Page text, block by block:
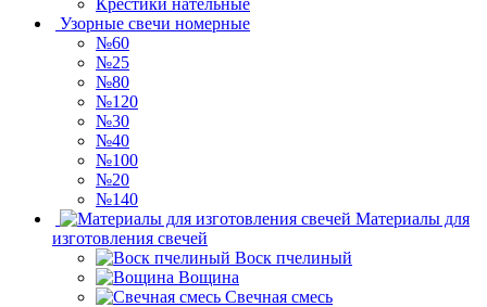
Крестики нательные
Узорные свечи номерные
№60
№25
№80
№120
№30
№40
№100
№20
№140
Материалы для
изготовления свечей
Воск пчелиный
Вощина
Свечная смесь